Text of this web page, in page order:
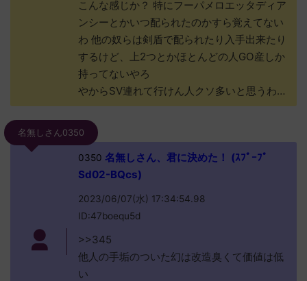
こんな感じか？ 特にフーパメロエッタディア
ンシーとかいつ配られたのかすら覚えてない
わ 他の奴らは剣盾で配られたり入手出来たり
するけど、上2つとかほとんどの人GO産しか
持ってないやろ
やからSV連れて行けん人クソ多いと思うわ…
名無しさん0350
0350 名無しさん、君に決めた！ (ｽﾌﾟｰﾌﾟ
Sd02-BQcs)
2023/06/07(水) 17:34:54.98
ID:47boequ5d
>>345
他人の手垢のついた幻は改造臭くて価値は低
い